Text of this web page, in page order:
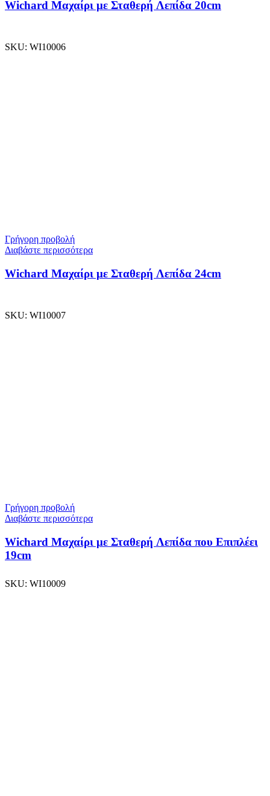
Wichard Μαχαίρι με Σταθερή Λεπίδα 20cm
SKU: WI10006
Γρήγορη προβολή
Διαβάστε περισσότερα
Wichard Μαχαίρι με Σταθερή Λεπίδα 24cm
SKU: WI10007
Γρήγορη προβολή
Διαβάστε περισσότερα
Wichard Μαχαίρι με Σταθερή Λεπίδα που Επιπλέει
19cm
SKU: WI10009